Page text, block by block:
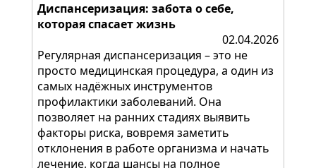
Диспансеризация: забота о себе,
которая спасает жизнь
02.04.2026
Регулярная диспансеризация – это не
просто медицинская процедура, а один из
самых надёжных инструментов
профилактики заболеваний. Она
позволяет на ранних стадиях выявить
факторы риска, вовремя заметить
отклонения в работе организма и начать
лечение, когда шансы на полное